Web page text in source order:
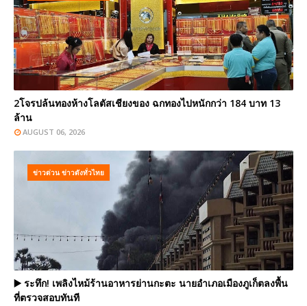
2โจรปล้นทองห้างโลตัสเชียงของ ฉกทองไปหนักกว่า 184 บาท 13
ล้าน
AUGUST 06, 2026
ข่าวด่วน ข่าวดังทั่วไทย
▶️ ระทึก! เพลิงไหม้ร้านอาหารย่านกะตะ นายอำเภอเมืองภูเก็ตลงพื้น
ที่ตรวจสอบทันที